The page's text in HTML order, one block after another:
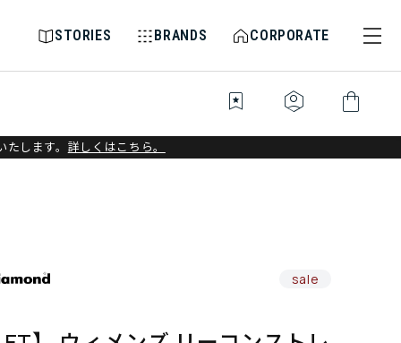
STORIES BRANDS CORPORATE
bookmark_star identity_platform shopping_bag
します。 詳しくはこちら。
sale